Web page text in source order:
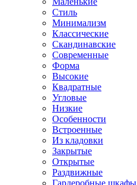
Стиль
Минимализм
Классические
Скандинавские
Современные
Форма
Высокие
Квадратные
Угловые
Низкие
Особенности
Встроенные
Из кладовки
Закрытые
Открытые
Раздвижные
Гардеробные шкафы